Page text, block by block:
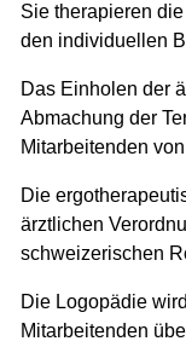
Sie therapieren
den individuellen
Das Einholen der
Abmachung der
Mitarbeitenden
Die
ärztlichen
schweizerischen
Die Logopädie
Mitarbeitenden